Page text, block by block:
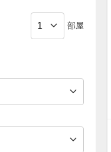
部屋